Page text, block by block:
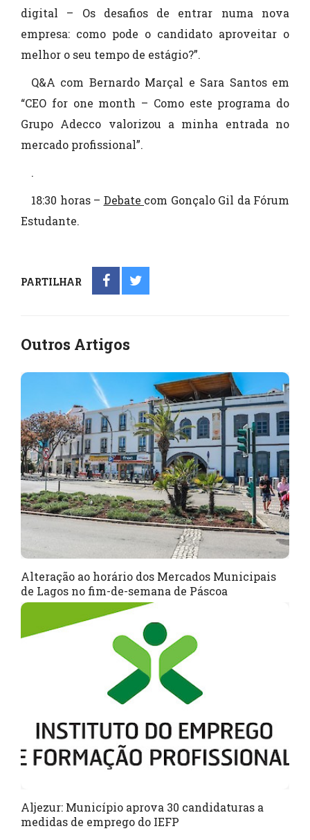
digital – Os desafios de entrar numa nova
empresa: como pode o candidato aproveitar o
melhor o seu tempo de estágio?”.
Q&A com Bernardo Marçal e Sara Santos em
“CEO for one month – Como este programa do
Grupo Adecco valorizou a minha entrada no
mercado profissional”.
.
18:30 horas – Debate com Gonçalo Gil da Fórum
Estudante.
PARTILHAR
Outros Artigos
Alteração ao horário dos Mercados Municipais
de Lagos no fim-de-semana de Páscoa
Aljezur: Município aprova 30 candidaturas a
medidas de emprego do IEFP